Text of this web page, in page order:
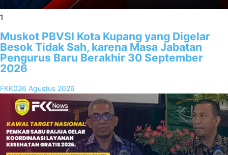
1
Muskot PBVSI Kota Kupang yang Digelar
Besok Tidak Sah, karena Masa Jabatan
Pengurus Baru Berakhir 30 September
2026
FKK026 Agustus 2026